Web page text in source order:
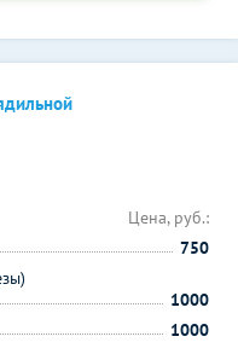
Цена, руб.:
750
1000
1000